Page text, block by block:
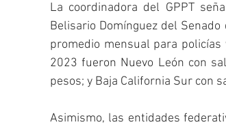
La coordinadora del GPPT
Belisario Domínguez del
promedio mensual para
2023 fueron Nuevo León con
pesos; y Baja California Sur con
Asimismo, las entidades